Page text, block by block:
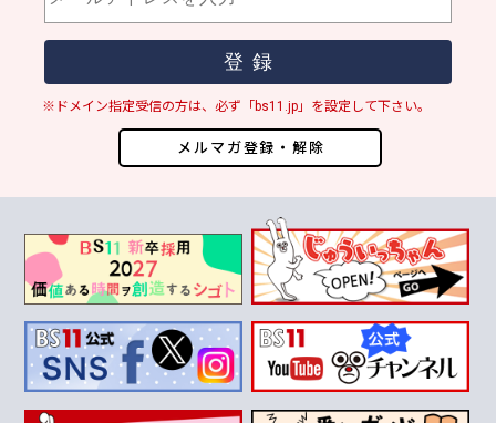
メルマガ登録・解除
※ドメイン指定受信の方は、必ず「bs11.jp」を設定して下さい。